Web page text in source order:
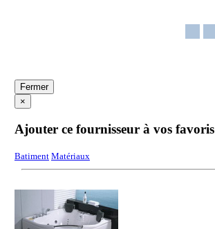
Fermer
×
Ajouter ce fournisseur à vos favoris
Batiment Matériaux